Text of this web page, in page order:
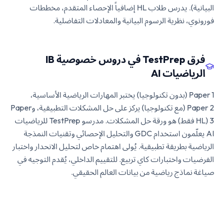
البيانية). يدرس طلاب HL إضافياً الإحصاء المتقدم، مخططات
فورونوي، نظرية الرسوم البيانية والمعادلات التفاضلية.
فرق TestPrep في دروس خصوصية IB
الرياضيات AI
Paper 1 (بدون تكنولوجيا) يختبر المهارات الرياضية الأساسية،
Paper 2 (مع تكنولوجيا) يركز على حل المشكلات التطبيقية، وPaper
3 (HL فقط) هو ورقة حل المشكلات. مدرسو TestPrep للرياضيات
AI يعلّمون استخدام GDC والتحليل الإحصائي وتقنيات النمذجة
الرياضية بطريقة تطبيقية. يُولى اهتمام خاص لتحليل الانحدار واختبار
الفرضيات واختبارات كاي تربيع. للتقييم الداخلي، يُقدم التوجيه في
صياغة نماذج رياضية من بيانات العالم الحقيقي.